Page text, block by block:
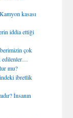
kasası
iddia ettiği
çok
edilenler…
mu?
ibretlik
İnsanın